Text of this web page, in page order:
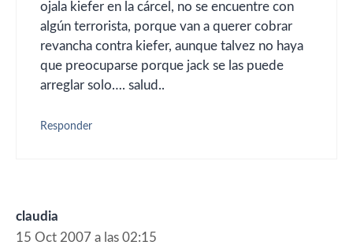
ojala kiefer en la cárcel, no se encuentre con
algún terrorista, porque van a querer cobrar
revancha contra kiefer, aunque talvez no haya
que preocuparse porque jack se las puede
arreglar solo…. salud..
Responder
claudia
15 Oct 2007 a las 02:15